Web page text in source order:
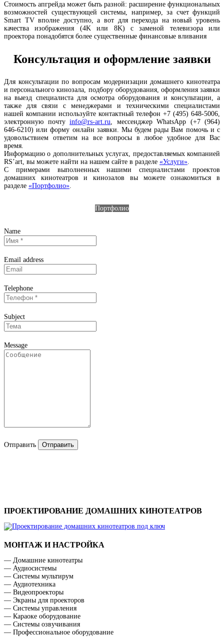
Стоимость апгрейда может быть разной: расширение функциональных
возможностей существующей системы, например, за счет функций
Smart TV вполне доступно, а вот для перехода на новый уровень
качества изображения (4K или 8K) с заменой телевизора или
проектора понадобятся более существенные финансовые вливания
Консультация и оформление заявки
Для консультации по вопросам модернизации домашнего кинотеатра
и персонального кинозала, подбору оборудования, оформления заявки
на выезд специалиста для осмотра оборудования и консультации, а
также для связи с менеджерами и техническими специалистами
нашей компании используйте контактный телефон +7 (495) 648-5006,
электронную почту info@rs-art.ru, мессенджер WhatsApp (+7 (964)
646-6210) или форму онлайн заявки. Мы будем рады Вам помочь и с
удовольствием ответим на все вопросы в любое удобное для Вас
время.
Информацию о дополнительных услугах, предоставляемых компанией
RS’art, вы можете найти на нашем сайте в разделе «Услуги».
С примерами выполненных нашими специалистами проектов
домашних кинотеатров и кинозалов вы можете ознакомиться в
разделе «Портфолио».
Портфолио
Name
Email address
Telephone
Subject
Message
Отправить
ПРОЕКТИРОВАНИЕ ДОМАШНИХ КИНОТЕАТРОВ
МОНТАЖ И НАСТРОЙКА
— Домашние кинотеатры
— Аудиосистемы
— Системы мультирум
— Аудиотехника
— Видеопроекторы
— Экраны для проекторов
— Системы управления
— Караоке оборудование
— Системы озвучивания
— Профессиональное оборудование